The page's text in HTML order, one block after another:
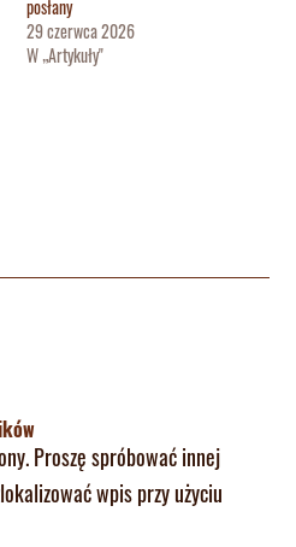
posłany
29 czerwca 2026
W „Artykuły"
Proszę spróbować innej
wpis przy użyciu